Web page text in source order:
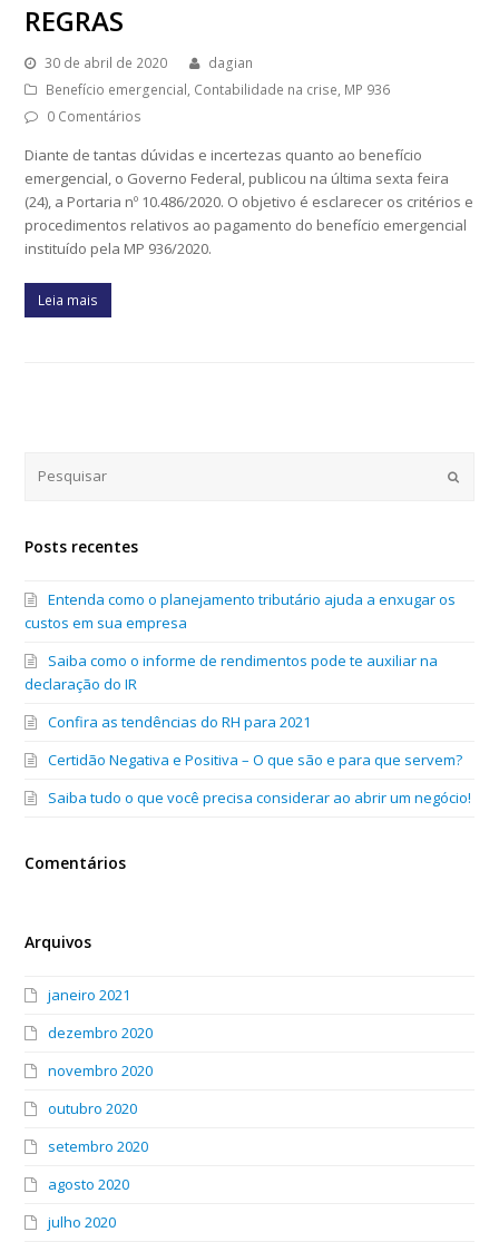
REGRAS
30 de abril de 2020
dagian
Benefício emergencial, Contabilidade na crise, MP 936
0 Comentários
Diante de tantas dúvidas e incertezas quanto ao benefício
emergencial, o Governo Federal, publicou na última sexta feira
(24), a Portaria nº 10.486/2020. O objetivo é esclarecer os critérios e
procedimentos relativos ao pagamento do benefício emergencial
instituído pela MP 936/2020.
Leia mais
Submit
Posts recentes
Entenda como o planejamento tributário ajuda a enxugar os
custos em sua empresa
Saiba como o informe de rendimentos pode te auxiliar na
declaração do IR
Confira as tendências do RH para 2021
Certidão Negativa e Positiva – O que são e para que servem?
Saiba tudo o que você precisa considerar ao abrir um negócio!
Comentários
Arquivos
janeiro 2021
dezembro 2020
novembro 2020
outubro 2020
setembro 2020
agosto 2020
julho 2020